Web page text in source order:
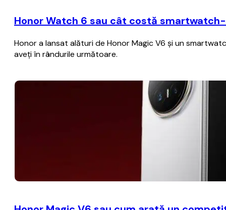
Honor Watch 6 sau cât costă
Honor a lansat alături de Honor Magic V6 și un
aveți în rândurile următoare.